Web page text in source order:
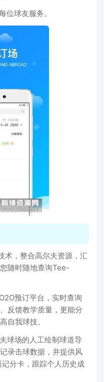
位球友服务。
术，整合高尔夫资源，汇
随时随地查询Tee-
预订平台，实时查询
反馈教学质量，更能分
自我球技。
球场的人工绘制球道导
录击球数据，并提供风
分卡，跟踪个人历史成